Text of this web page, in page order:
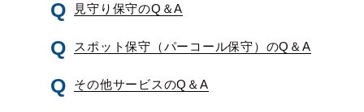
見守り保守のQ＆A
スポット保守（パーコール保守）のQ＆A
その他サービスのQ＆A